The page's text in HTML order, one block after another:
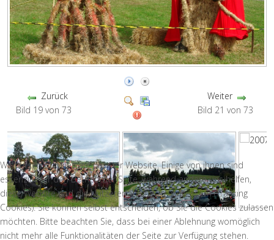
Zurück
Bild 19 von 73
Weiter
Bild 21 von 73
Wir nutzen Cookies auf unserer Website. Einige von ihnen sind
essenziell für den Betrieb der Seite, während andere uns helfen,
diese Website und die Nutzererfahrung zu verbessern (Tracking
Cookies). Sie können selbst entscheiden, ob Sie die Cookies zulassen
möchten. Bitte beachten Sie, dass bei einer Ablehnung womöglich
nicht mehr alle Funktionalitäten der Seite zur Verfügung stehen.